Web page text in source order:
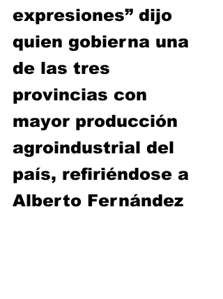
expresiones” dijo
quien gobierna una
de las tres
provincias con
mayor producción
agroindustrial del
país, refiriéndose a
Alberto Fernández